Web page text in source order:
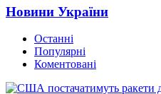
Новини України
Останні
Популярні
Коментовані